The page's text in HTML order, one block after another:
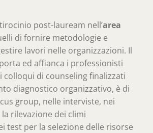
post-lauream nell’area
di fornire metodologie e
lavori nelle organizzazioni. Il
ed affianca i professionisti
colloqui di counseling finalizzati
diagnostico organizzativo, è di
group, nelle interviste, nei
rilevazione dei climi
test per la selezione delle risorse